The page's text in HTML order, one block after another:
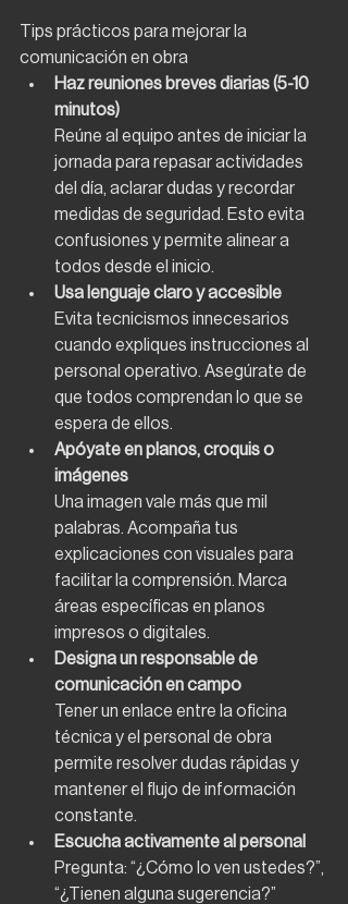
Tips prácticos para mejorar la
comunicación en obra
Haz reuniones breves diarias (5-10
minutos)
Reúne al equipo antes de iniciar la
jornada para repasar actividades
del día, aclarar dudas y recordar
medidas de seguridad. Esto evita
confusiones y permite alinear a
todos desde el inicio.
Usa lenguaje claro y accesible
Evita tecnicismos innecesarios
cuando expliques instrucciones al
personal operativo. Asegúrate de
que todos comprendan lo que se
espera de ellos.
Apóyate en planos, croquis o
imágenes
Una imagen vale más que mil
palabras. Acompaña tus
explicaciones con visuales para
facilitar la comprensión. Marca
áreas específicas en planos
impresos o digitales.
Designa un responsable de
comunicación en campo
Tener un enlace entre la oficina
técnica y el personal de obra
permite resolver dudas rápidas y
mantener el flujo de información
constante.
Escucha activamente al personal
Pregunta: “¿Cómo lo ven ustedes?”,
“¿Tienen alguna sugerencia?”